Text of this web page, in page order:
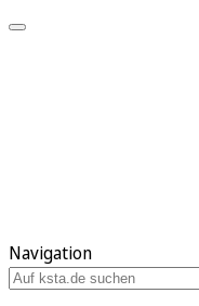
Navigation